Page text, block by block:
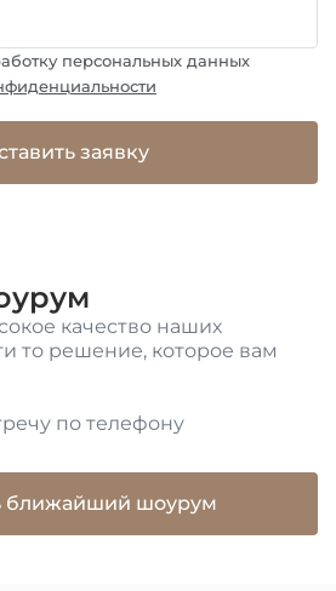
персональных данных
заявку
качество наших
то решение, которое вам
по телефону
ближайший шоурум